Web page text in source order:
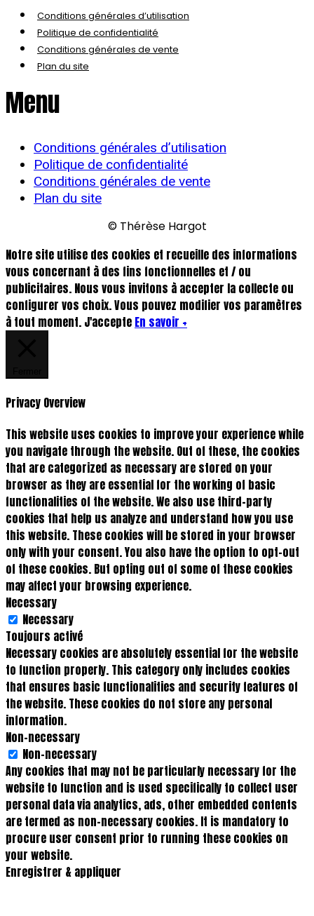
Conditions générales d’utilisation
Politique de confidentialité
Conditions générales de vente
Plan du site
Menu
Conditions générales d’utilisation
Politique de confidentialité
Conditions générales de vente
Plan du site
© Thérèse Hargot
Notre site utilise des cookies et recueille des informations
vous concernant à des fins fonctionnelles et / ou
publicitaires. Nous vous invitons à accepter la collecte ou
configurer vos choix. Vous pouvez modifier vos paramètres
à tout moment. J'accepte En savoir +
Privacy Overview
This website uses cookies to improve your experience while
you navigate through the website. Out of these, the cookies
that are categorized as necessary are stored on your
browser as they are essential for the working of basic
functionalities of the website. We also use third-party
cookies that help us analyze and understand how you use
this website. These cookies will be stored in your browser
only with your consent. You also have the option to opt-out
of these cookies. But opting out of some of these cookies
may affect your browsing experience.
Necessary
Necessary
Toujours activé
Necessary cookies are absolutely essential for the website
to function properly. This category only includes cookies
that ensures basic functionalities and security features of
the website. These cookies do not store any personal
information.
Non-necessary
Non-necessary
Any cookies that may not be particularly necessary for the
website to function and is used specifically to collect user
personal data via analytics, ads, other embedded contents
are termed as non-necessary cookies. It is mandatory to
procure user consent prior to running these cookies on
your website.
Enregistrer & appliquer